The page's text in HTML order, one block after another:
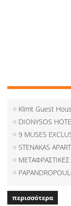
Klimt Guest
DIONYSOS
9 MUSES
STENAKAS
περισσότερα